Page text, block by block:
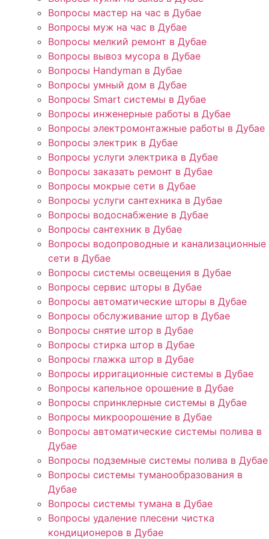
Вопросы мастер на час в Дубае
Вопросы муж на час в Дубае
Вопросы мелкий ремонт в Дубае
Вопросы вывоз мусора в Дубае
Вопросы Handyman в Дубае
Вопросы умный дом в Дубае
Вопросы Smart системы в Дубае
Вопросы инженерные работы в Дубае
Вопросы электромонтажные работы в Дубае
Вопросы электрик в Дубае
Вопросы услуги электрика в Дубае
Вопросы заказать ремонт в Дубае
Вопросы мокрые сети в Дубае
Вопросы услуги сантехника в Дубае
Вопросы водоснабжение в Дубае
Вопросы сантехник в Дубае
Вопросы водопроводные и канализационные
сети в Дубае
Вопросы системы освещения в Дубае
Вопросы сервис шторы в Дубае
Вопросы автоматические шторы в Дубае
Вопросы обслуживание штор в Дубае
Вопросы снятие штор в Дубае
Вопросы стирка штор в Дубае
Вопросы глажка штор в Дубае
Вопросы ирригационные системы в Дубае
Вопросы капельное орошение в Дубае
Вопросы спринклерные системы в Дубае
Вопросы микроорошение в Дубае
Вопросы автоматические системы полива в
Дубае
Вопросы подземные системы полива в Дубае
Вопросы системы туманообразования в
Дубае
Вопросы системы тумана в Дубае
Вопросы удаление плесени чистка
кондиционеров в Дубае